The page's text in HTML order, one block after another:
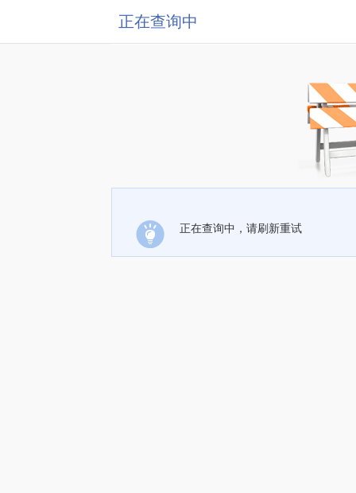
正在查询中
正在查询中，请刷新重试